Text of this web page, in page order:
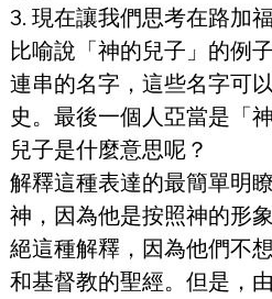
3. 現在讓我們思考在路加
比喻說「神的兒子」的例
連串的名字，這些名字可
史。最後一個人亞當是「
兒子是什麼意思呢？
解釋這種表達的最簡單明
神，因為他是按照神的形
絕這種解釋，因為他們不
和基督教的聖經。但是，